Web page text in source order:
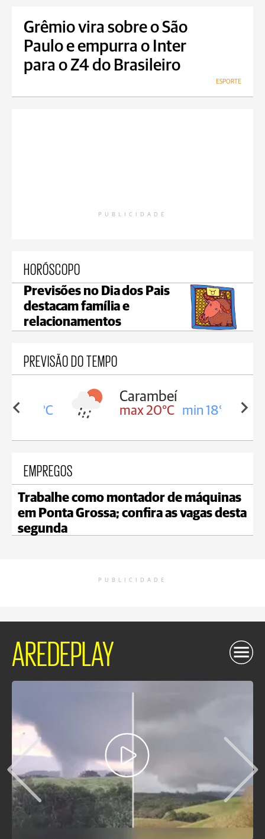
Grêmio vira sobre o São
Paulo e empurra o Inter
para o Z4 do Brasileiro
ESPORTE
PUBLICIDADE
HORÓSCOPO
Previsões no Dia dos Pais
destacam família e
relacionamentos
PREVISÃO DO TEMPO
18°C
Carambeí
max 20°C min 18°C
EMPREGOS
Trabalhe como montador de máquinas
em Ponta Grossa; confira as vagas desta
segunda
PUBLICIDADE
AREDEPLAY